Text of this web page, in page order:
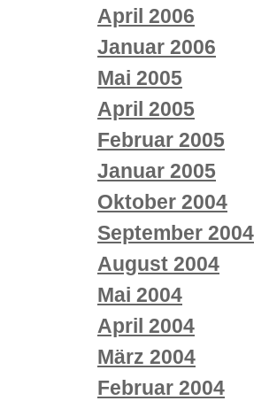
April 2006
Januar 2006
Mai 2005
April 2005
Februar 2005
Januar 2005
Oktober 2004
September 2004
August 2004
Mai 2004
April 2004
März 2004
Februar 2004